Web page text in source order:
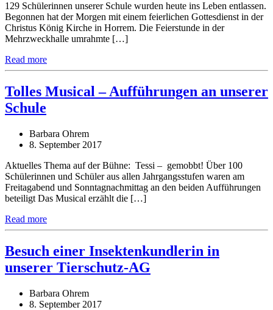
129 Schülerinnen unserer Schule wurden heute ins Leben entlassen.
Begonnen hat der Morgen mit einem feierlichen Gottesdienst in der
Christus König Kirche in Horrem. Die Feierstunde in der
Mehrzweckhalle umrahmte […]
Read more
Tolles Musical – Aufführungen an unserer
Schule
Barbara Ohrem
8. September 2017
Aktuelles Thema auf der Bühne: Tessi – gemobbt! Über 100
Schülerinnen und Schüler aus allen Jahrgangsstufen waren am
Freitagabend und Sonntagnachmittag an den beiden Aufführungen
beteiligt Das Musical erzählt die […]
Read more
Besuch einer Insektenkundlerin in
unserer Tierschutz-AG
Barbara Ohrem
8. September 2017